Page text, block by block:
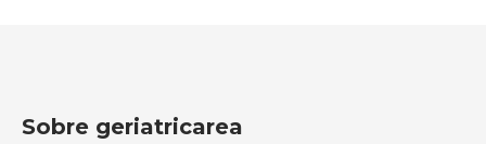
Sobre geriatricarea